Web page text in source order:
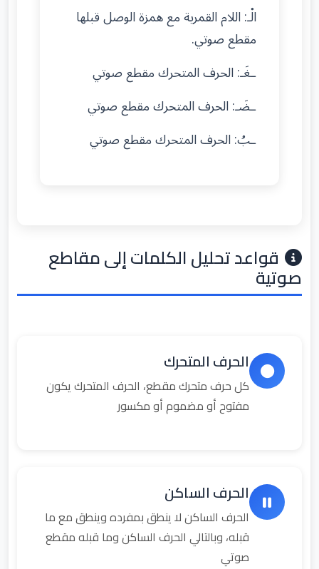
الْـ: اللام القمرية مع همزة الوصل قبلها
مقطع صوتي.
ـغَـ: الحرف المتحرك مقطع صوتي
ـضَـ: الحرف المتحرك مقطع صوتي
ـبُ: الحرف المتحرك مقطع صوتي
قواعد تحليل الكلمات إلى مقاطع
صوتية
الحرف المتحرك
كل حرف متحرك مقطع، الحرف المتحرك يكون
مفتوح أو مضموم أو مكسور
الحرف الساكن
الحرف الساكن لا ينطق بمفرده وينطق مع ما
قبله، وبالتالي الحرف الساكن وما قبله مقطع
صوتي